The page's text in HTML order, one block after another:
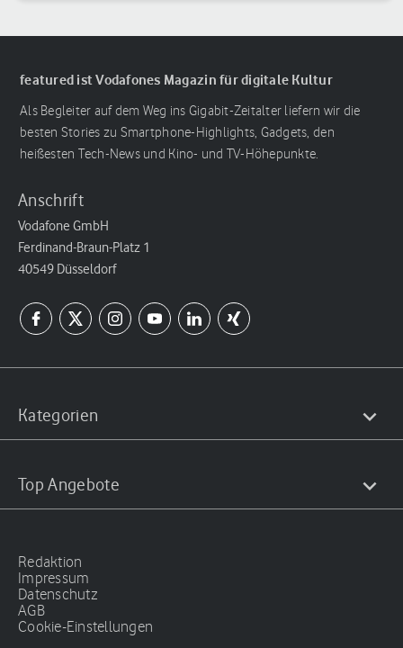
featured ist Vodafones Magazin für digitale Kultur
Als Begleiter auf dem Weg ins Gigabit-Zeitalter liefern wir die
besten Stories zu Smartphone-Highlights, Gadgets, den
heißesten Tech-News und Kino- und TV-Höhepunkte.
Anschrift
Vodafone GmbH
Ferdinand-Braun-Platz 1
40549 Düsseldorf
Kategorien
Top Angebote
Redaktion
Impressum
Datenschutz
AGB
Cookie-Einstellungen